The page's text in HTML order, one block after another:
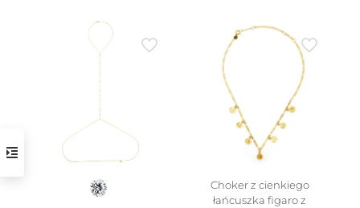
produkt
ma
wiele
wariantów.
Opcje
można
wybrać
produktu
produkt
wariantów.
można
wybrać
na
stronie
produktu
Choker z cienkiego
łańcuszka figaro z